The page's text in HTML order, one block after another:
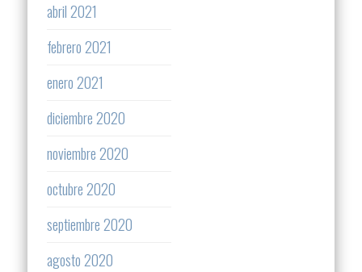
abril 2021
febrero 2021
enero 2021
diciembre 2020
noviembre 2020
octubre 2020
septiembre 2020
agosto 2020